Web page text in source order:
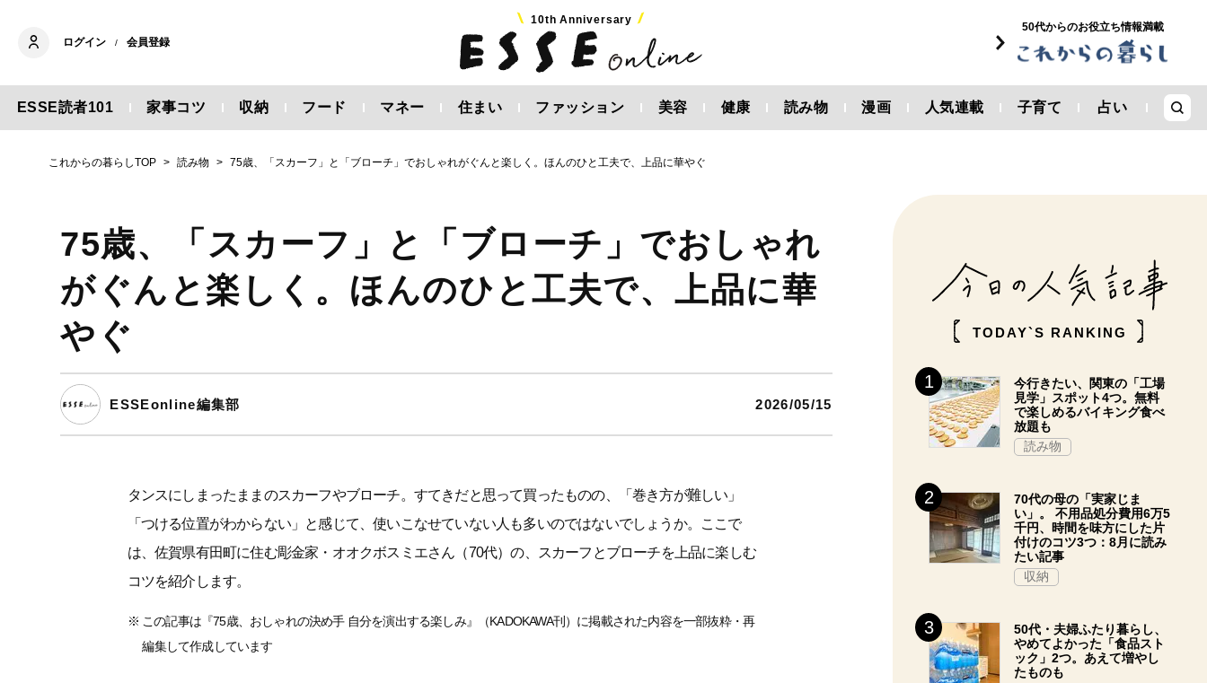
ログイン / 会員登録
10th Anniversary
50代からのお役立ち情報満載
ESSE読者101 家事コツ 収納 フード マネー 住まい ファッション 美容 健康 読み物 漫画 人気連載 子育て 占い
これからの暮らしTOP 読み物 75歳、「スカーフ」と「ブローチ」でおしゃれがぐんと楽しく。ほんのひと工夫で、上品に華やぐ
75歳、「スカーフ」と「ブローチ」でおしゃれ
がぐんと楽しく。ほんのひと工夫で、上品に華
やぐ
ESSEonline編集部 2026/05/15
タンスにしまったままのスカーフやブローチ。すてきだと思って買ったものの、「巻き方が難しい」
「つける位置がわからない」と感じて、使いこなせていない人も多いのではないでしょうか。ここで
は、佐賀県有田町に住む彫金家・オオクボスミエさん（70代）の、スカーフとブローチを上品に楽しむ
コツを紹介します。
※ この記事は『75歳、おしゃれの決め手 自分を演出する楽しみ』（KADOKAWA刊）に掲載された内容を一部抜粋・再
編集して作成しています
TODAY`S RANKING
今行きたい、関東の「工場
見学」スポット4つ。無料
で楽しめるバイキング食べ
放題も
読み物
70代の母の「実家じま
い」。 不用品処分費用6万5
千円、時間を味方にした片
付けのコツ3つ：8月に読み
たい記事
収納
50代・夫婦ふたり暮らし、
やめてよかった「食品スト
ック」2つ。あえて増やし
たものも